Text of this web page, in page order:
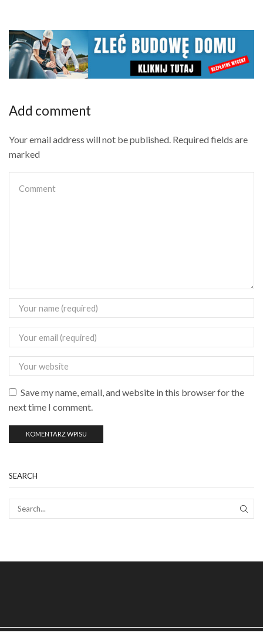
zł499.00.zł299.00.
zł499.00.
Add comment
Your email address will not be published. Required fields are
marked
Save my name, email, and website in this browser for the
next time I comment.
SEARCH